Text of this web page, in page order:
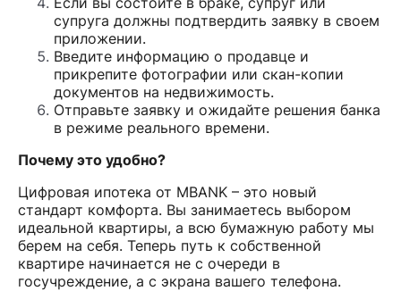
супруга должны подтвердить заявку в своем
приложении.
Введите информацию о продавце и
прикрепите фотографии или скан-копии
документов на недвижимость.
Отправьте заявку и ожидайте решения банка
в режиме реального времени.
Почему это удобно?
Цифровая ипотека от MBANK – это новый
стандарт комфорта. Вы занимаетесь выбором
идеальной квартиры, а всю бумажную работу мы
берем на себя. Теперь путь к собственной
квартире начинается не с очереди в
госучреждение, а с экрана вашего телефона.